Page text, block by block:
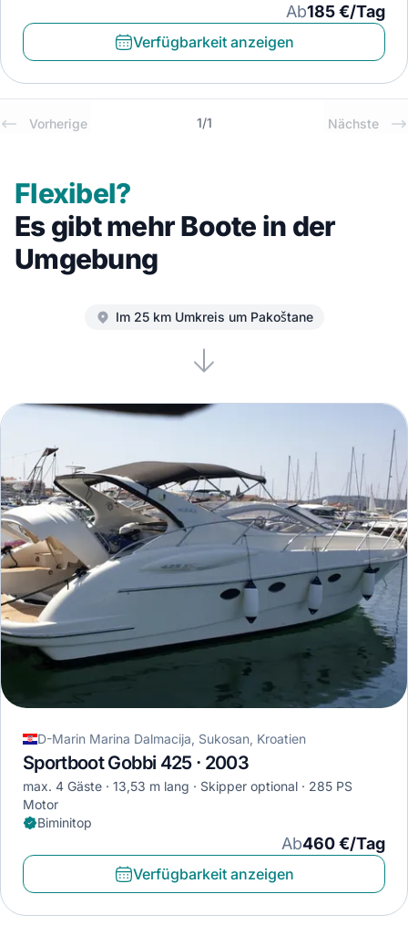
Ab185 €/Tag
Verfügbarkeit anzeigen
Vorherige 1/1 Nächste
Flexibel?
Es gibt mehr Boote in der
Umgebung
Im 25 km Umkreis um Pakoštane
D-Marin Marina Dalmacija, Sukosan, Kroatien
Sportboot Gobbi 425 · 2003
max. 4 Gäste 13,53 m lang Skipper optional
285 PS
Motor
Biminitop
Ab460 €/Tag
Verfügbarkeit anzeigen